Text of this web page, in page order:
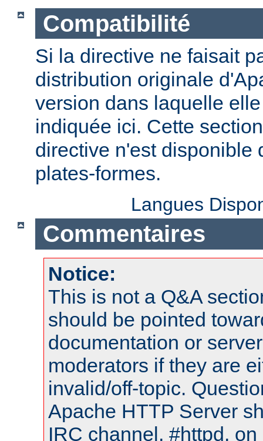
Compatibilité
Si la directive ne faisait
distribution originale
version dans laquelle
indiquée ici. Cette
directive n'est disponible
plates-formes.
Langues
Commentaires
Notice:
This is not a Q&A
should be pointed
documentation or
moderators if they are
invalid/off-topic.
Apache HTTP Server
IRC channel, #httpd,